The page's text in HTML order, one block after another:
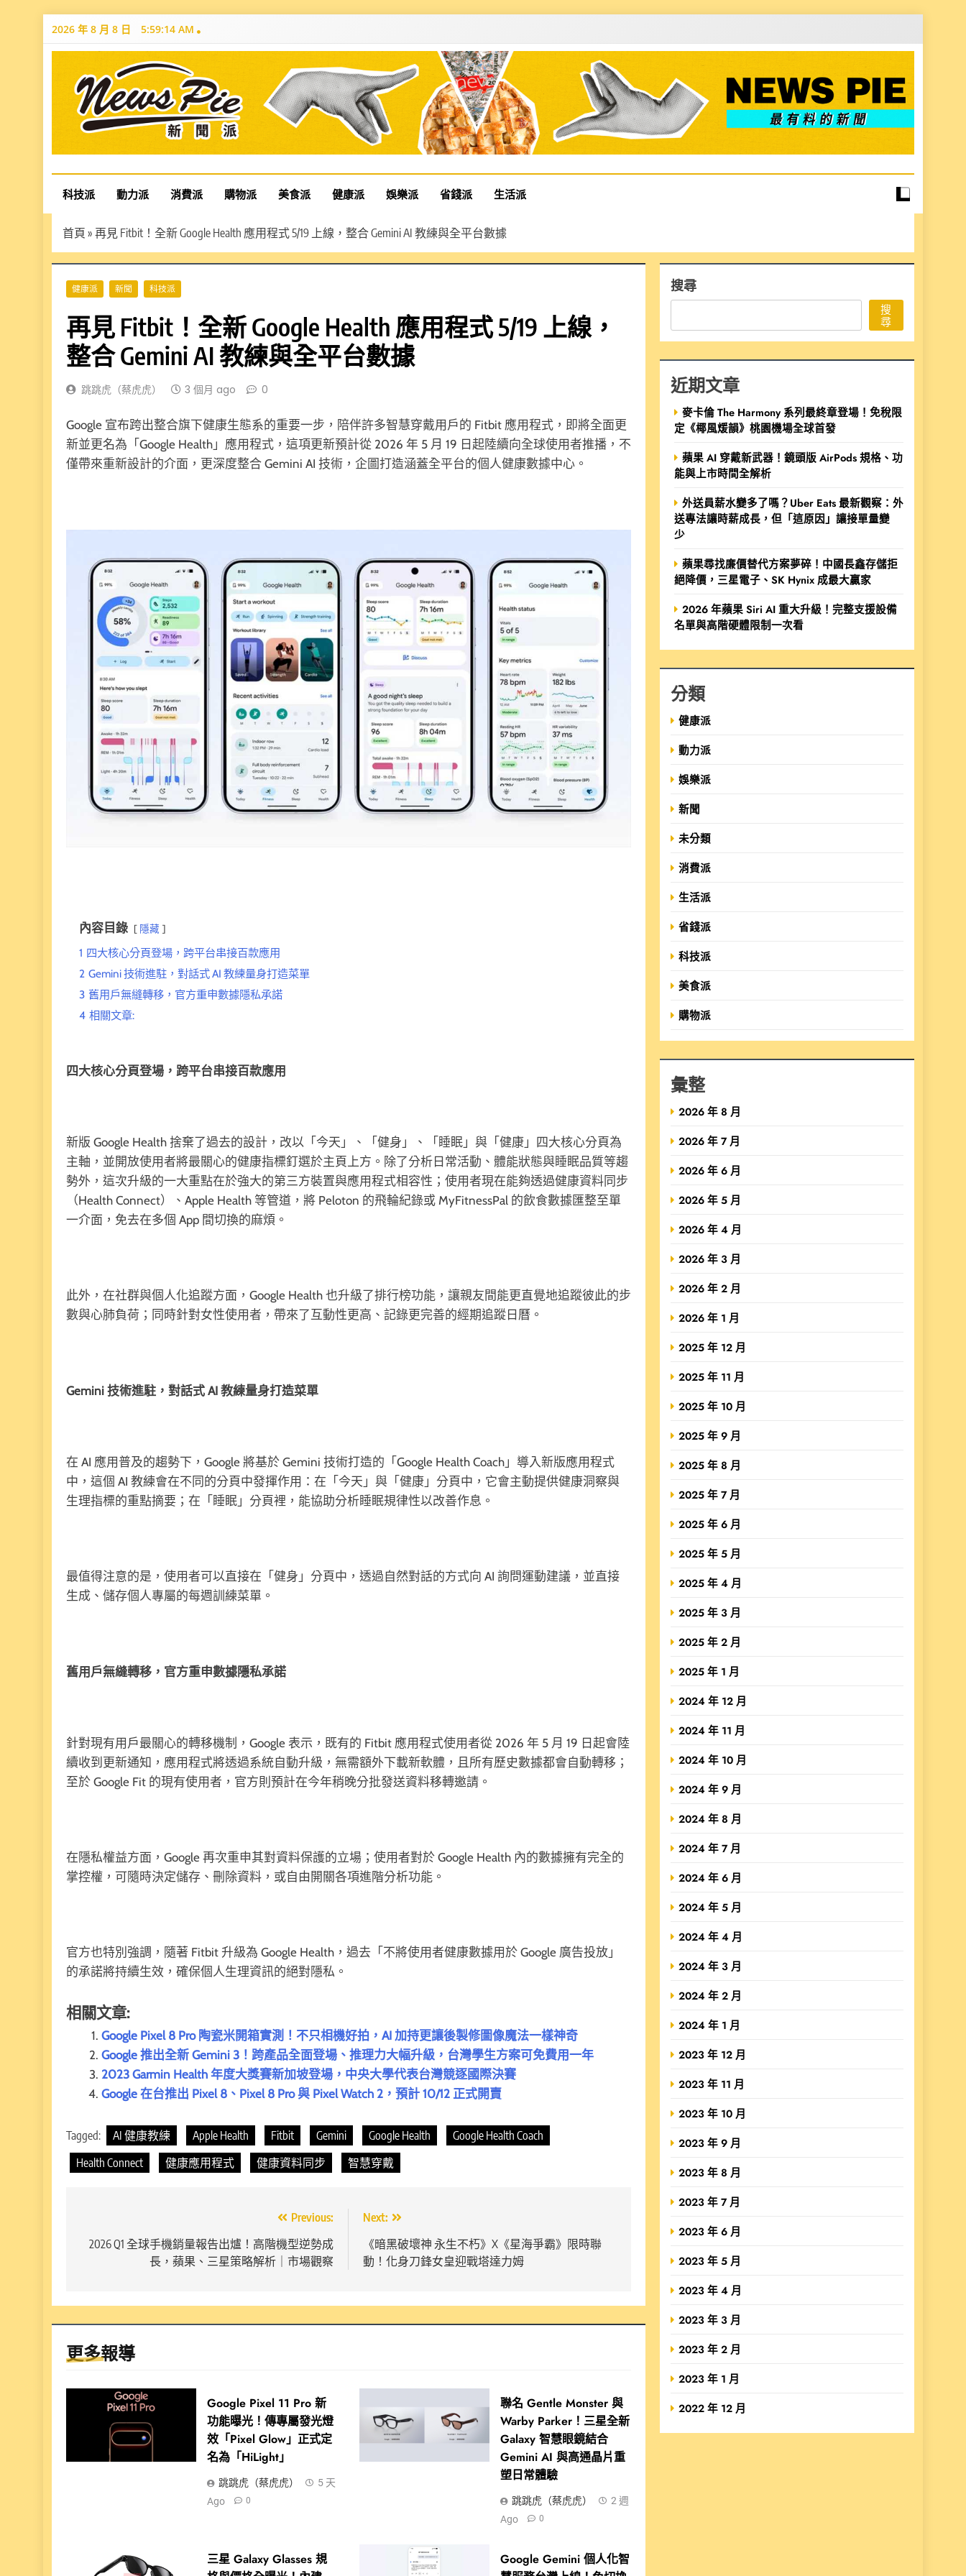
Skip
2026 年 8 月 8 日 5:59:15 AM
News Pie
最有料的新聞
科技派 動力派 消費派 購物派 美食派 健康派 娛樂派 省錢派 生活派
首頁 » 再見 Fitbit！全新 Google Health 應用程式 5/19 上線，整合 Gemini AI 教練與全平台數據
健康派 新聞 科技派
再見 Fitbit！全新 Google Health 應用程式 5/19 上線，
整合 Gemini AI 教練與全平台數據
跳跳虎（蔡虎虎） 3 個月 ago 0
Google 宣布跨出整合旗下健康生態系的重要一步，陪伴許多智慧穿戴用戶的 Fitbit 應用程式，即將全面更
新並更名為「Google Health」應用程式，這項更新預計從 2026 年 5 月 19 日起陸續向全球使用者推播，不
僅帶來重新設計的介面，更深度整合 Gemini AI 技術，企圖打造涵蓋全平台的個人健康數據中心。
內容目錄 隱藏
1 四大核心分頁登場，跨平台串接百款應用
2 Gemini 技術進駐，對話式 AI 教練量身打造菜單
3 舊用戶無縫轉移，官方重申數據隱私承諾
4 相關文章:
四大核心分頁登場，跨平台串接百款應用
新版 Google Health 捨棄了過去的設計，改以「今天」、「健身」、「睡眠」與「健康」四大核心分頁為
主軸，並開放使用者將最關心的健康指標釘選於主頁上方。除了分析日常活動、體能狀態與睡眠品質等趨
勢外，這次升級的一大重點在於強大的第三方裝置與應用程式相容性；使用者現在能夠透過健康資料同步
（Health Connect）、Apple Health 等管道，將 Peloton 的飛輪紀錄或 MyFitnessPal 的飲食數據匯整至單
一介面，免去在多個 App 間切換的麻煩。
此外，在社群與個人化追蹤方面，Google Health 也升級了排行榜功能，讓親友間能更直覺地追蹤彼此的步
數與心肺負荷；同時針對女性使用者，帶來了互動性更高、記錄更完善的經期追蹤日曆。
Gemini 技術進駐，對話式 AI 教練量身打造菜單
在 AI 應用普及的趨勢下，Google 將基於 Gemini 技術打造的「Google Health Coach」導入新版應用程式
中，這個 AI 教練會在不同的分頁中發揮作用：在「今天」與「健康」分頁中，它會主動提供健康洞察與
生理指標的重點摘要；在「睡眠」分頁裡，能協助分析睡眠規律性以改善作息。
最值得注意的是，使用者可以直接在「健身」分頁中，透過自然對話的方式向 AI 詢問運動建議，並直接
生成、儲存個人專屬的每週訓練菜單。
舊用戶無縫轉移，官方重申數據隱私承諾
針對現有用戶最關心的轉移機制，Google 表示，既有的 Fitbit 應用程式使用者從 2026 年 5 月 19 日起會陸
續收到更新通知，應用程式將透過系統自動升級，無需額外下載新軟體，且所有歷史數據都會自動轉移；
至於 Google Fit 的現有使用者，官方則預計在今年稍晚分批發送資料移轉邀請。
在隱私權益方面，Google 再次重申其對資料保護的立場；使用者對於 Google Health 內的數據擁有完全的
掌控權，可隨時決定儲存、刪除資料，或自由開關各項進階分析功能。
官方也特別強調，隨著 Fitbit 升級為 Google Health，過去「不將使用者健康數據用於 Google 廣告投放」
的承諾將持續生效，確保個人生理資訊的絕對隱私。
相關文章:
Google Pixel 8 Pro 陶瓷米開箱實測！不只相機好拍，AI 加持更讓後製修圖像魔法一樣神奇
Google 推出全新 Gemini 3！跨產品全面登場、推理力大幅升級，台灣學生方案可免費用一年
2023 Garmin Health 年度大獎賽新加坡登場，中央大學代表台灣競逐國際決賽
Google 在台推出 Pixel 8、Pixel 8 Pro 與 Pixel Watch 2，預計 10/12 正式開賣
Tagged: AI 健康教練 Apple Health Fitbit Gemini Google Health
Google Health Coach
Health Connect
健康應用程式 健康資料同步 智慧穿戴
章
Previous:
2026 Q1 全球手機銷量報告出爐！高階機型逆勢成
長，蘋果、三星策略解析｜市場觀察
Next:
《暗黑破壞神 永生不朽》X《星海爭霸》限時聯
動！化身刀鋒女皇迎戰塔達力姆
更多報導
Google Pixel 11 Pro 新
功能曝光！傳專屬發光燈
效「Pixel Glow」正式定
名為「HiLight」
跳跳虎（蔡虎虎）
5 天
Ago
0
聯名 Gentle Monster 與
Warby Parker！三星全新
Galaxy 智慧眼鏡結合
Gemini AI 與高通晶片重
塑日常體驗
跳跳虎（蔡虎虎）
2 週
Ago
0
三星 Galaxy Glasses 規
Google Gemini 個人化智
搜尋
搜
尋
近期文章
麥卡倫 The Harmony 系列最終章登場！免稅限
定《椰風煖韻》桃園機場全球首發
蘋果 AI 穿戴新武器！鏡頭版 AirPods 規格、功
能與上市時間全解析
外送員薪水變多了嗎？Uber Eats 最新觀察：外
送專法讓時薪成長，但「這原因」讓接單量變
少
蘋果尋找廉價替代方案夢碎！中國長鑫存儲拒
絕降價，三星電子、SK Hynix 成最大贏家
2026 年蘋果 Siri AI 重大升級！完整支援設備
名單與高階硬體限制一次看
分類
健康派
動力派
娛樂派
新聞
未分類
消費派
生活派
省錢派
科技派
美食派
購物派
彙整
2026 年 8 月
2026 年 7 月
2026 年 6 月
2026 年 5 月
2026 年 4 月
2026 年 3 月
2026 年 2 月
2026 年 1 月
2025 年 12 月
2025 年 11 月
2025 年 10 月
2025 年 9 月
2025 年 8 月
2025 年 7 月
2025 年 6 月
2025 年 5 月
2025 年 4 月
2025 年 3 月
2025 年 2 月
2025 年 1 月
2024 年 12 月
2024 年 11 月
2024 年 10 月
2024 年 9 月
2024 年 8 月
2024 年 7 月
2024 年 6 月
2024 年 5 月
2024 年 4 月
2024 年 3 月
2024 年 2 月
2024 年 1 月
2023 年 12 月
2023 年 11 月
2023 年 10 月
2023 年 9 月
2023 年 8 月
2023 年 7 月
2023 年 6 月
2023 年 5 月
2023 年 4 月
2023 年 3 月
2023 年 2 月
2023 年 1 月
2022 年 12 月